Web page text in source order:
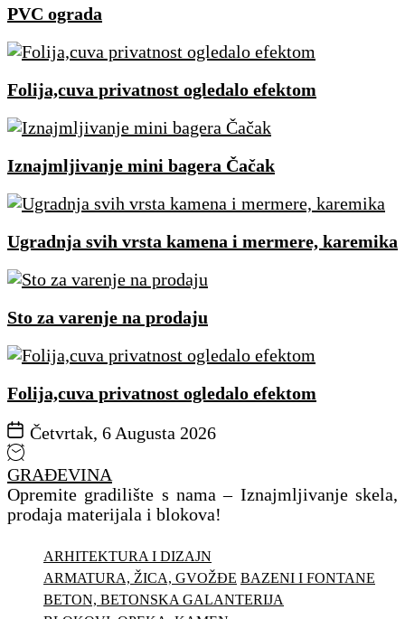
PVC ograda
Folija,cuva privatnost ogledalo efektom
Iznajmljivanje mini bagera Čačak
Ugradnja svih vrsta kamena i mermere, karemika
Sto za varenje na prodaju
Folija,cuva privatnost ogledalo efektom
Četvrtak, 6 Augusta 2026
GRAĐEVINA
Opremite gradilište s nama – Iznajmljivanje skela,
prodaja materijala i blokova!
ARHITEKTURA I DIZAJN
ARMATURA, ŽICA, GVOŽĐE BAZENI I FONTANE
BETON, BETONSKA GALANTERIJA